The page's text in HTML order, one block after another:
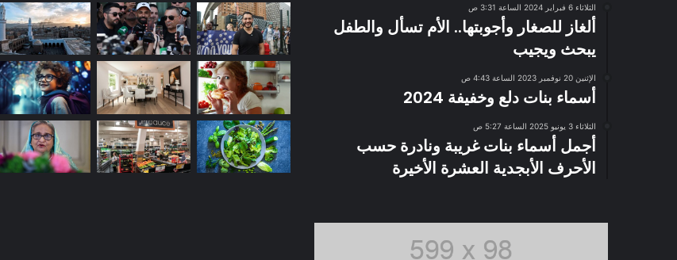
الثلاثاء 6 فبراير 2024 الساعة 3:31 ص
ألغاز للصغار وأجوبتها.. الأم تسأل والطفل
يبحث ويجيب
الإثنين 20 نوفمبر 2023 الساعة 4:43 ص
أسماء بنات دلع وخفيفة 2024
الثلاثاء 3 يونيو 2025 الساعة 5:27 ص
أجمل أسماء بنات غريبة ونادرة حسب
الأحرف الأبجدية العشرة الأخيرة